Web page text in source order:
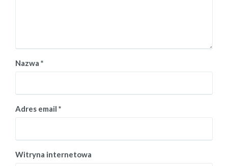
Nazwa *
Adres email *
Witryna internetowa